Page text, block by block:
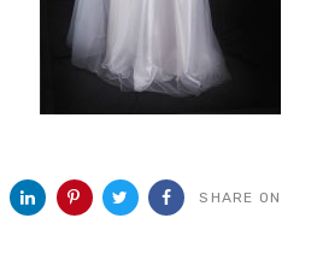
SHARE ON